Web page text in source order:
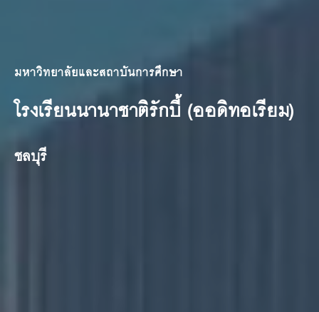
มหาวิทยาลัยและสถาบันการศึกษา
โรงเรียนนานาชาติรักบี้ (ออดิทอเรียม)
ชลบุรี